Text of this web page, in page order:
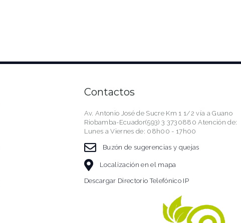
Contactos
Av. Antonio José de Sucre Km 1 1/2 vía a Guano
Riobamba-Ecuador(593) 3 3730880 Atención de:
Lunes a Viernes de: 08h00 - 17h00
Buzón de sugerencias y quejas
Localización en el mapa
Descargar Directorio Telefónico IP